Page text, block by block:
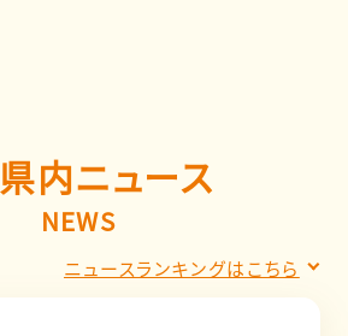
県内ニュース
NEWS
ニュースランキングはこちら